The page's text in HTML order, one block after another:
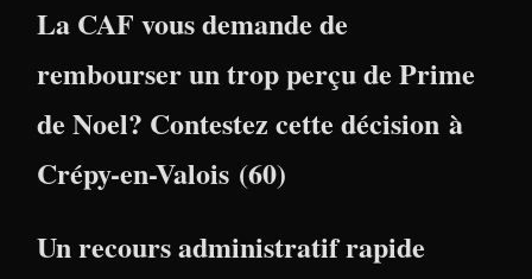
La CAF vous demande de
rembourser un trop perçu de Prime
de Noel? Contestez cette décision à
Crépy-en-Valois (60)
Un recours administratif rapide